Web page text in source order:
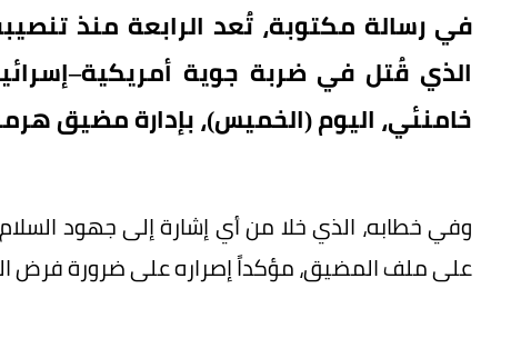
في رسالة مكتوبة، تُعد الرابعة منذ
خامنئي، اليوم (الخميس)، بإدارة مضيق
وفي خطابه، الذي خلا من أي إشارة إلى جهود
على ملف المضيق، مؤكداً إصراره على ضرورة فرض